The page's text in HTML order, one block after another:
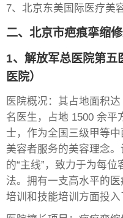
7、北京东美国际医疗美
二、北京市疤痕挛缩
1、解放军总医院第五
医院）
医院概况：其占地面积
名医生，占地 1500 余平
士，作为全国三级甲等
美容者服务的美容理念
的“主线”，致力于为每
法。拥有一支高水平的
培训和技能培训方面投入